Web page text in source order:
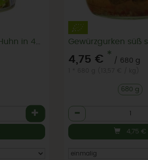
Gemüsesuppe mit Huhn in 400g Dose
4,75 € *
/ 680 g
680 g
Anzahl
4,75 €